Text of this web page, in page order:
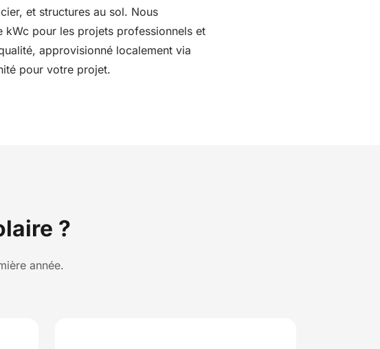
et structures au sol. Nous
kWc pour les projets professionnels et
approvisionné localement via
pour votre projet.
?
année.